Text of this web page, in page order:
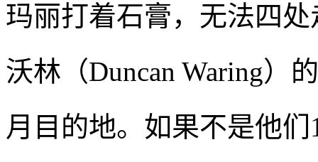
玛丽打着石膏，无法四
沃林（Duncan Waring）
月目的地。如果不是他